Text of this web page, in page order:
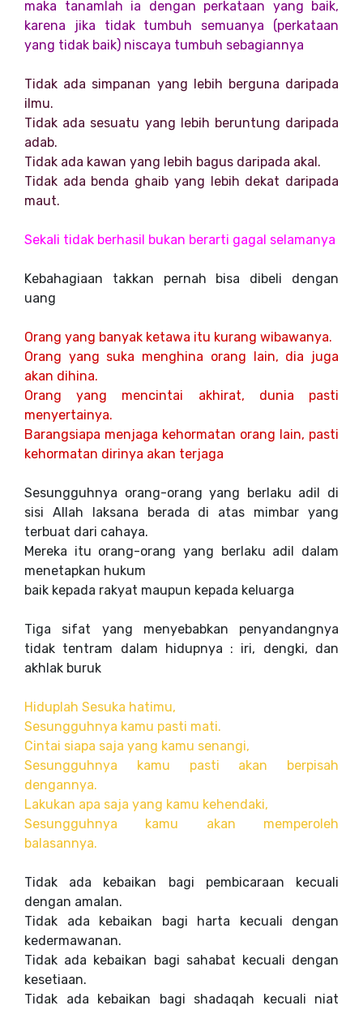
maka tanamlah ia dengan perkataan yang baik,
karena jika tidak tumbuh semuanya (perkataan
yang tidak baik) niscaya tumbuh sebagiannya
Tidak ada simpanan yang lebih berguna daripada
ilmu.
Tidak ada sesuatu yang lebih beruntung daripada
adab.
Tidak ada kawan yang lebih bagus daripada akal.
Tidak ada benda ghaib yang lebih dekat daripada
maut.
Sekali tidak berhasil bukan berarti gagal selamanya
Kebahagiaan takkan pernah bisa dibeli dengan
uang
Orang yang banyak ketawa itu kurang wibawanya.
Orang yang suka menghina orang lain, dia juga
akan dihina.
Orang yang mencintai akhirat, dunia pasti
menyertainya.
Barangsiapa menjaga kehormatan orang lain, pasti
kehormatan dirinya akan terjaga
Sesungguhnya orang-orang yang berlaku adil di
sisi Allah laksana berada di atas mimbar yang
terbuat dari cahaya.
Mereka itu orang-orang yang berlaku adil dalam
menetapkan hukum
baik kepada rakyat maupun kepada keluarga
Tiga sifat yang menyebabkan penyandangnya
tidak tentram dalam hidupnya : iri, dengki, dan
akhlak buruk
Hiduplah Sesuka hatimu,
Sesungguhnya kamu pasti mati.
Cintai siapa saja yang kamu senangi,
Sesungguhnya kamu pasti akan berpisah
dengannya.
Lakukan apa saja yang kamu kehendaki,
Sesungguhnya kamu akan memperoleh
balasannya.
Tidak ada kebaikan bagi pembicaraan kecuali
dengan amalan.
Tidak ada kebaikan bagi harta kecuali dengan
kedermawanan.
Tidak ada kebaikan bagi sahabat kecuali dengan
kesetiaan.
Tidak ada kebaikan bagi shadaqah kecuali niat